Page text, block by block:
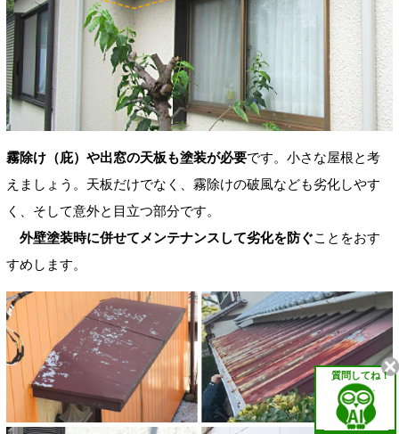
霧除け（庇）や出窓の天板も塗装が必要です。小さな屋根と考
えましょう。天板だけでなく、霧除けの破風なども劣化しやす
く、そして意外と目立つ部分です。
外壁塗装時に併せてメンテナンスして劣化を防ぐことをおす
すめします。
質問してね！